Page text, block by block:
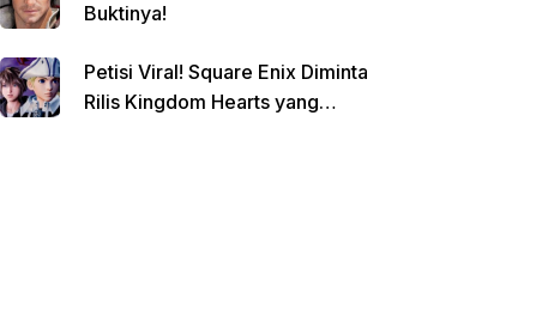
Buktinya!
Petisi Viral! Square Enix Diminta
Rilis Kingdom Hearts yang